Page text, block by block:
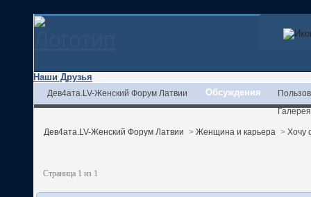
Наши Друзья
Дев4ата.LV-Женский Форум Латвии Обсуждения
Галерея
Дев4ата.LV-Женский Форум Латвии > Женщина и карьера > Хочу
Страница 1 из 1